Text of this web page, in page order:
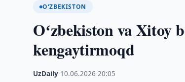
O‘ZBEKISTON
Oʻzbekiston va Xitoy
kengaytirmoqd
UzDaily 10.06.2026 ·20:05